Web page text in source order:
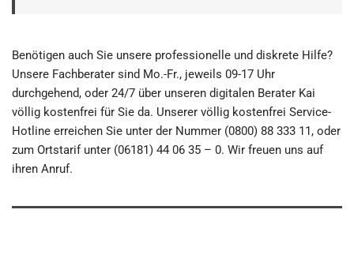
Benötigen auch Sie unsere professionelle und diskrete Hilfe?
Unsere Fachberater sind Mo.-Fr., jeweils 09-17 Uhr
durchgehend, oder 24/7 über unseren digitalen Berater Kai
völlig kostenfrei für Sie da. Unserer völlig kostenfrei Service-
Hotline erreichen Sie unter der Nummer (0800) 88 333 11, oder
zum Ortstarif unter (06181) 44 06 35 – 0. Wir freuen uns auf
ihren Anruf.